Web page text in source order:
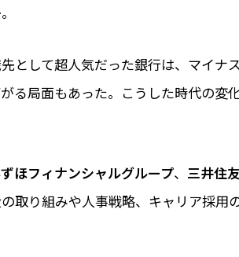
として超人気だった銀行は、マイナ
る局面もあった。こうした時代の変
ほフィナンシャルグループ、 三井住
取り組みや人事戦略、キャリア採用